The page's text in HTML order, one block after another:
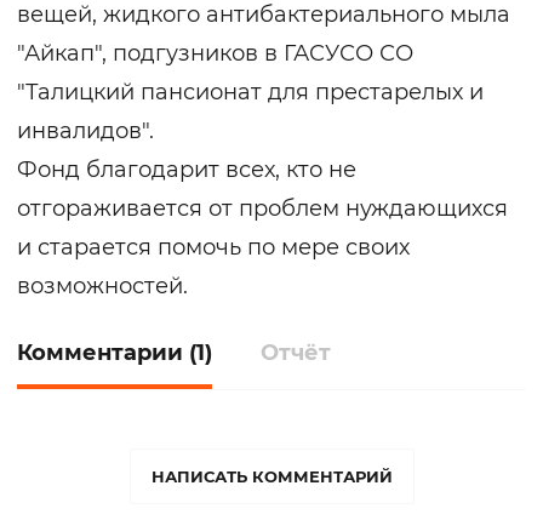
вещей, жидкого антибактериального мыла
"Айкап", подгузников в ГАСУСО СО
"Талицкий пансионат для престарелых и
инвалидов".
Фонд благодарит всех, кто не
отгораживается от проблем нуждающихся
и старается помочь по мере своих
возможностей.
Комментарии (1) Отчёт
НАПИСАТЬ КОММЕНТАРИЙ